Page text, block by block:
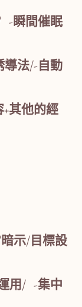
-瞬間催眠
法/-自動
其他的經
示/目標設
用/ -集中